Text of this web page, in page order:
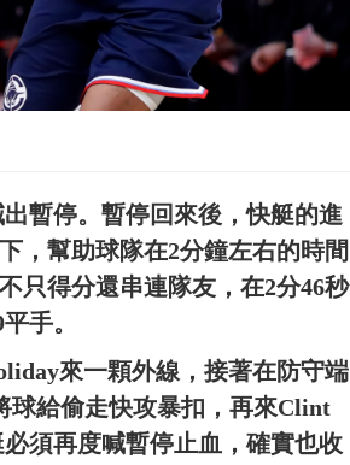
暫停。暫停回來後，快艇的進
，幫助球隊在2分鐘左右的時間
只得分還串連隊友，在2分46秒
手。
來一顆外線，接著在防守端
球給偷走快攻暴扣，再來Clint
須再度喊暫停止血，確實也收